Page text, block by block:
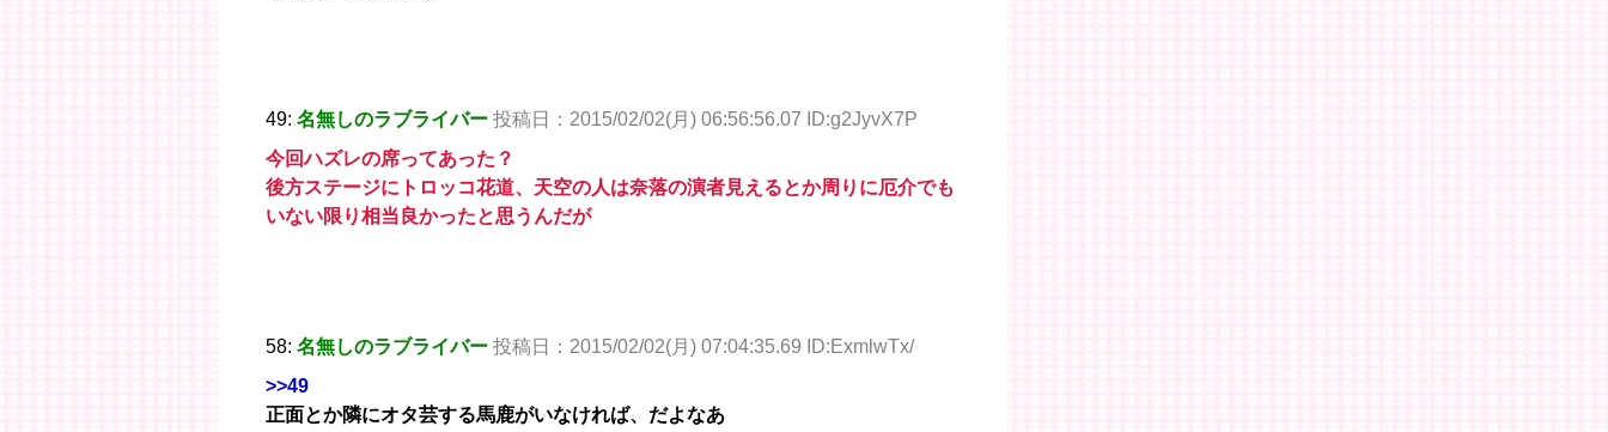
49: 名無しのラブライバー 投稿日：2015/02/02(月) 06:56:56.07 ID:g2JyvX7P
今回ハズレの席ってあった？
後方ステージにトロッコ花道、天空の人は奈落の演者見えるとか周りに厄介でも
いない限り相当良かったと思うんだが
58: 名無しのラブライバー 投稿日：2015/02/02(月) 07:04:35.69 ID:ExmlwTx/
>>49
正面とか隣にオタ芸する馬鹿がいなければ、だよなあ